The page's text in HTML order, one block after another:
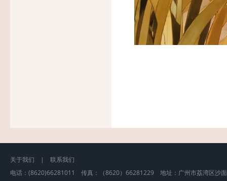
关于我们 | 联系我们
电话：(8620)66281011 传真：（8620）66281229 地址：广州市荔湾区沙